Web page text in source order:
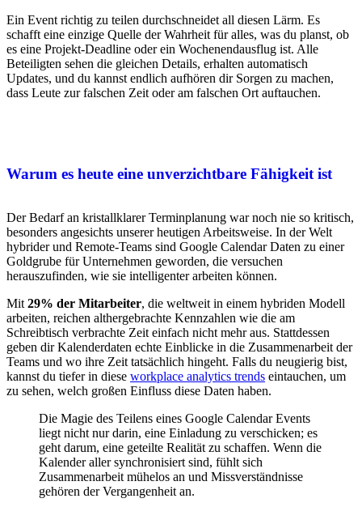
Ein Event richtig zu teilen durchschneidet all diesen Lärm. Es
schafft eine einzige Quelle der Wahrheit für alles, was du planst, ob
es eine Projekt-Deadline oder ein Wochenendausflug ist. Alle
Beteiligten sehen die gleichen Details, erhalten automatisch
Updates, und du kannst endlich aufhören dir Sorgen zu machen,
dass Leute zur falschen Zeit oder am falschen Ort auftauchen.
Warum es heute eine unverzichtbare Fähigkeit ist
Der Bedarf an kristallklarer Terminplanung war noch nie so kritisch,
besonders angesichts unserer heutigen Arbeitsweise. In der Welt
hybrider und Remote-Teams sind Google Calendar Daten zu einer
Goldgrube für Unternehmen geworden, die versuchen
herauszufinden, wie sie intelligenter arbeiten können.
Mit29% der Mitarbeiter, die weltweit in einem hybriden Modell
arbeiten, reichen althergebrachte Kennzahlen wie die am
Schreibtisch verbrachte Zeit einfach nicht mehr aus. Stattdessen
geben dir Kalenderdaten echte Einblicke in die Zusammenarbeit der
Teams und wo ihre Zeit tatsächlich hingeht. Falls du neugierig bist,
kannst du tiefer in diese workplace analytics trends eintauchen, um
zu sehen, welch großen Einfluss diese Daten haben.
Die Magie des Teilens eines Google Calendar Events
liegt nicht nur darin, eine Einladung zu verschicken; es
geht darum, eine geteilte Realität zu schaffen. Wenn die
Kalender aller synchronisiert sind, fühlt sich
Zusammenarbeit mühelos an und Missverständnisse
gehören der Vergangenheit an.